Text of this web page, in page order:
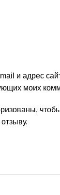
и адрес
моих